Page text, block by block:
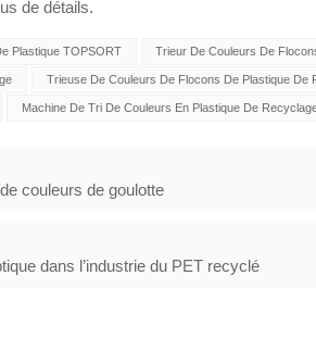
de détails.
Plastique TOPSORT Trieur De Couleurs De
Trieuse De Couleurs De Flocons De Plastique De
Machine De Tri De Couleurs En Plastique De
couleurs de goulotte
dans l’industrie du PET recyclé